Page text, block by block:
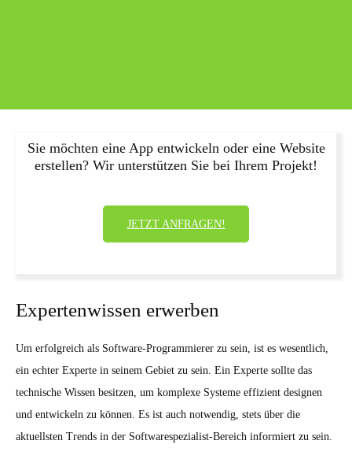
Sie möchten eine App entwickeln oder eine Website
erstellen? Wir unterstützen Sie bei Ihrem Projekt!
JETZT ANFRAGEN!
Expertenwissen erwerben
Um erfolgreich als Software-Programmierer zu sein, ist es wesentlich,
ein echter Experte in seinem Gebiet zu sein. Ein Experte sollte das
technische Wissen besitzen, um komplexe Systeme effizient designen
und entwickeln zu können. Es ist auch notwendig, stets über die
aktuellsten Trends in der Softwarespezialist-Bereich informiert zu sein.